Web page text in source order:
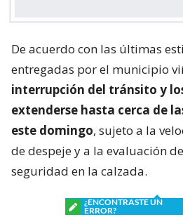
De acuerdo con las últimas
entregadas por el municipio
interrupción del tránsito y
extenderse hasta cerca de
este domingo, sujeto a la
de despeje y a la evaluación
seguridad en la calzada.
¿ENCONTRASTE UN
ERROR?